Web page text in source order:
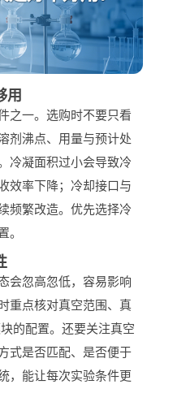
用
之一。选购时不要只看
剂沸点、用量与预计处
冷凝面积过小会导致冷
效率下降；冷却接口与
频繁改造。优先选择冷
。
会忽高忽低，容易影响
重点核对真空范围、真
的配置。还要关注真空
式是否匹配、是否便于
，能让每次实验条件更